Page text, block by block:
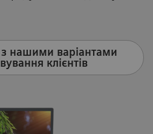
нашими варіантами
клієнтів